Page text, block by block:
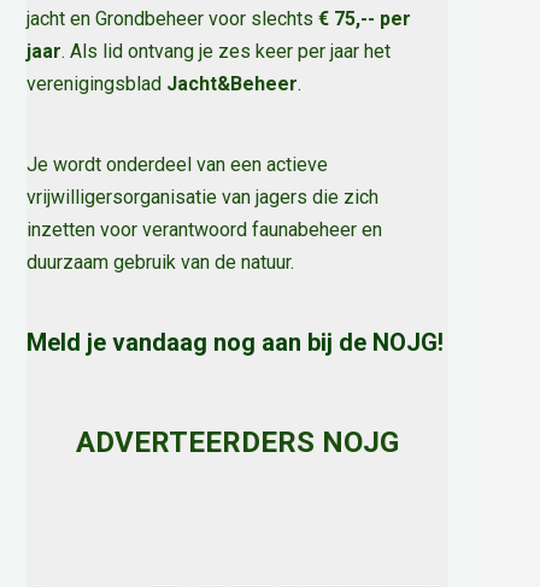
jacht en Grondbeheer voor slechts€ 75,-- per
jaar. Als lid ontvang je zes keer per jaar het
verenigingsblad Jacht&Beheer.
Je wordt onderdeel van een actieve
vrijwilligersorganisatie van jagers die zich
inzetten voor verantwoord faunabeheer en
duurzaam gebruik van de natuur.
Meld je vandaag nog aan bij de NOJG!
ADVERTEERDERS NOJG